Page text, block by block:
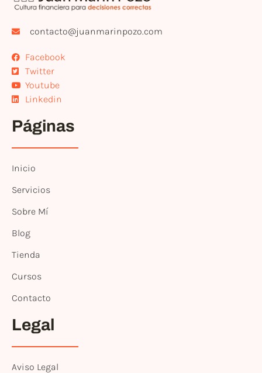
contacto@juanmarinpozo.com
Facebook
Twitter
Youtube
Linkedin
Páginas
Inicio
Servicios
Sobre Mí
Blog
Tienda
Cursos
Contacto
Legal
Aviso Legal